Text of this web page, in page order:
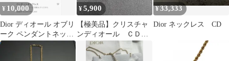
¥ 10,000
Dior ディオール オブリ
ーク ペンダントネック
レス
¥5,900
【極美品】クリスチャ
ンディオール ＣＤロ
ゴ ハート ネックレ
ス シルバー 希少品
¥33,333
Dior ネックレス CD